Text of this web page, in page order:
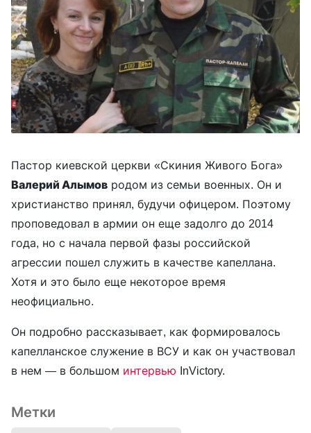
Пастор киевской церкви «Скиния Живого Бога»
Валерий Алымов родом из семьи военных. Он и
христианство принял, будучи офицером. Поэтому
проповедовал в армии он еще задолго до 2014
года, но с начала первой фазы российской
агрессии пошел служить в качестве капеллана.
Хотя и это было еще некоторое время
неофициально.
Он подробно рассказывает, как формировалось
капелланское служение в ВСУ и как он участвовал
в нем — в большом интервью InVictory.
Метки